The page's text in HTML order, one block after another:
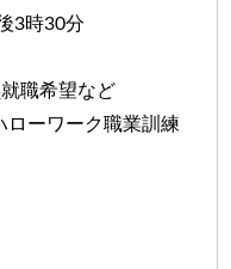
3時30分
職希望など
ーワーク職業訓練